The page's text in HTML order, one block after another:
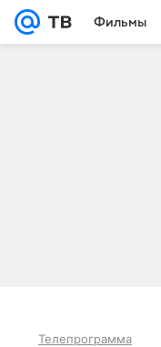
Фильмы
Телепрограмма